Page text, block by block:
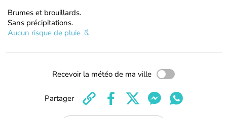
Brumes et brouillards.
Sans précipitations.
Aucun risque de pluie
Recevoir la météo de ma ville
Partager